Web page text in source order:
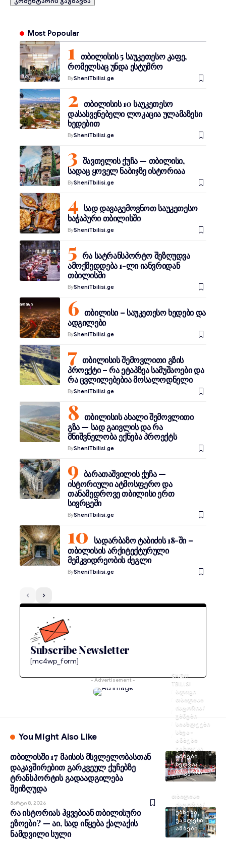
Most Popoular
თბილისის 5 საუკეთესო კაფე,
რომელსაც უნდა ესტუმრო
BySheniTbilisi.ge
თბილისის 10 საუკეთესო
დასასვენებელი ლოკაცია ულამაზესი
ხედებით
BySheniTbilisi.ge
შავთელის ქუჩა — თბილისი,
სადაც ყოველ ნაბიჯზე ისტორიაა
BySheniTbilisi.ge
სად დავაგემოვნოთ საუკეთესო
ხაჭაპური თბილისში
BySheniTbilisi.ge
რა სატრანსპორტო შეზღუდვა
ამოქმედდება 1-ლი იანვრიდან
თბილისში
BySheniTbilisi.ge
თბილისი – საუკეთესო ხედები და
ადგილები
BySheniTbilisi.ge
თბილისის შემოვლითი გზის
პროექტი – რა ეტაპზეა სამუშაოები და
რა ცვლილებებია მოსალოდნელი
BySheniTbilisi.ge
თბილისის ახალი შემოვლითი
გზა — სად გაივლის და რა
მნიშვნელობა ექნება პროექტს
BySheniTbilisi.ge
ბარათაშვილის ქუჩა —
ისტორიული ატმოსფერო და
თანამედროვე თბილისი ერთ
სივრცეში
BySheniTbilisi.ge
სადარბაზო ტაბიძის 18-ში –
თბილისის არქიტექტურული
მემკვიდრეობის ძეგლი
BySheniTbilisi.ge
Subscribe Newsletter
[mc4wp_form]
- Advertisement -
You Might Also Like
SHENI
TBILISI
ᲑᲚᲝᲒᲘ
ᲗᲑᲘᲚᲘᲡᲘ
ᲘᲡᲢᲝᲠᲘᲐ/
ᲣᲑᲜᲔᲑᲘ
ᲡᲘᲐᲮᲚᲔᲔᲑᲘ
ᲡᲮᲕᲐ-
ᲐᲛᲑᲔᲑᲘ
ᲣᲐᲮᲚᲔᲡᲘ
ᲐᲛᲑᲔᲑᲘ
ᲮᲔᲓᲕᲐ/
ᲠᲐᲙᲣᲠᲡᲘ
თბილისში 17 მაისის მსვლელობასთან
დაკავშირებით გარკვეულ ქუჩებზე
ტრანსპორტის გადაადგილება
შეიზღუდა
Მარტი 8, 2026
ᲗᲑᲘᲚᲘᲡᲘ
ᲘᲡᲢᲝᲠᲘᲐ/
ᲣᲑᲜᲔᲑᲘ
ᲣᲐᲮᲚᲔᲡᲘ
ᲐᲛᲑᲔᲑᲘ
რა ისტორიას ჰყვებიან თბილისური
ეზოები? — აი, სად იწყება ქალაქის
ნამდვილი სული